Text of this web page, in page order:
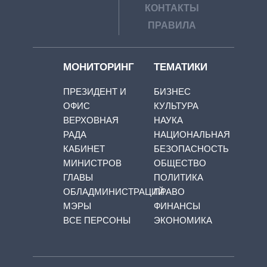
КОНТАКТЫ
ПРАВИЛА
МОНИТОРИНГ
ПРЕЗИДЕНТ И
ОФИС
ВЕРХОВНАЯ
РАДА
КАБИНЕТ
МИНИСТРОВ
ГЛАВЫ
ОБЛАДМИНИСТРАЦИЙ
МЭРЫ
ВСЕ ПЕРСОНЫ
ТЕМАТИКИ
БИЗНЕС
КУЛЬТУРА
НАУКА
НАЦИОНАЛЬНАЯ
БЕЗОПАСНОСТЬ
ОБЩЕСТВО
ПОЛИТИКА
ПРАВО
ФИНАНСЫ
ЭКОНОМИКА